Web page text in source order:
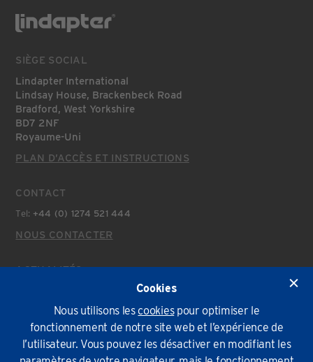
SIÈGE SOCIAL
Lindapter International
Lindsay House, Brackenbeck Road
Bradford, West Yorkshire
BD7 2NF
Royaume-Uni
PLAN D’ACCÈS ET INSTRUCTIONS
CONTACT
Tel: +44 (0) 1274 521 444
NOUS CONTACTER
ACTUALITÉS
Politique environnementale Conditions Générales
Confidentialité
Cookies
Cookies
Nous utilisons lescookiespour optimiser le
fonctionnement de notre site web et l’expérience de
l’utilisateur. Vous pouvez les désactiver en modifiant les